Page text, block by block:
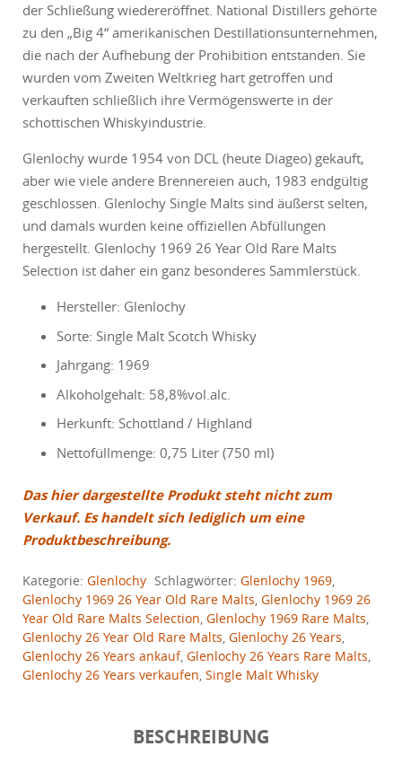
der Schließung wiedereröffnet. National Distillers gehörte
zu den „Big 4“ amerikanischen Destillationsunternehmen,
die nach der Aufhebung der Prohibition entstanden. Sie
wurden vom Zweiten Weltkrieg hart getroffen und
verkauften schließlich ihre Vermögenswerte in der
schottischen Whiskyindustrie.
Glenlochy wurde 1954 von DCL (heute Diageo) gekauft,
aber wie viele andere Brennereien auch, 1983 endgültig
geschlossen. Glenlochy Single Malts sind äußerst selten,
und damals wurden keine offiziellen Abfüllungen
hergestellt. Glenlochy 1969 26 Year Old Rare Malts
Selection ist daher ein ganz besonderes Sammlerstück.
Hersteller: Glenlochy
Sorte: Single Malt Scotch Whisky
Jahrgang: 1969
Alkoholgehalt: 58,8%vol.alc.
Herkunft: Schottland / Highland
Nettofüllmenge: 0,75 Liter (750 ml)
Das hier dargestellte Produkt steht nicht zum
Verkauf. Es handelt sich lediglich um eine
Produktbeschreibung.
Kategorie: Glenlochy Schlagwörter: Glenlochy 1969,
Glenlochy 1969 26 Year Old Rare Malts, Glenlochy 1969 26
Year Old Rare Malts Selection, Glenlochy 1969 Rare Malts,
Glenlochy 26 Year Old Rare Malts, Glenlochy 26 Years,
Glenlochy 26 Years ankauf, Glenlochy 26 Years Rare Malts,
Glenlochy 26 Years verkaufen, Single Malt Whisky
BESCHREIBUNG